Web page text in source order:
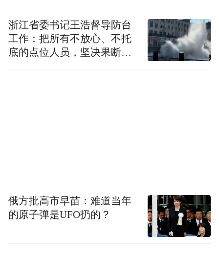
浙江省委书记王浩督导防台
工作：把所有不放心、不托
底的点位人员，坚决果断转
俄方批高市早苗：难道当年
的原子弹是UFO扔的？